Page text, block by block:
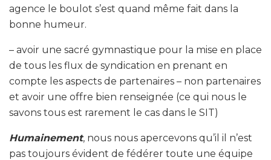
agence le boulot s’est quand même fait dans la
bonne humeur.
– avoir une sacré gymnastique pour la mise en place
de tous les flux de syndication en prenant en
compte les aspects de partenaires – non partenaires
et avoir une offre bien renseignée (ce qui nous le
savons tous est rarement le cas dans le SIT)
Humainement, nous nous apercevons qu’il il n’est
pas toujours évident de fédérer toute une équipe